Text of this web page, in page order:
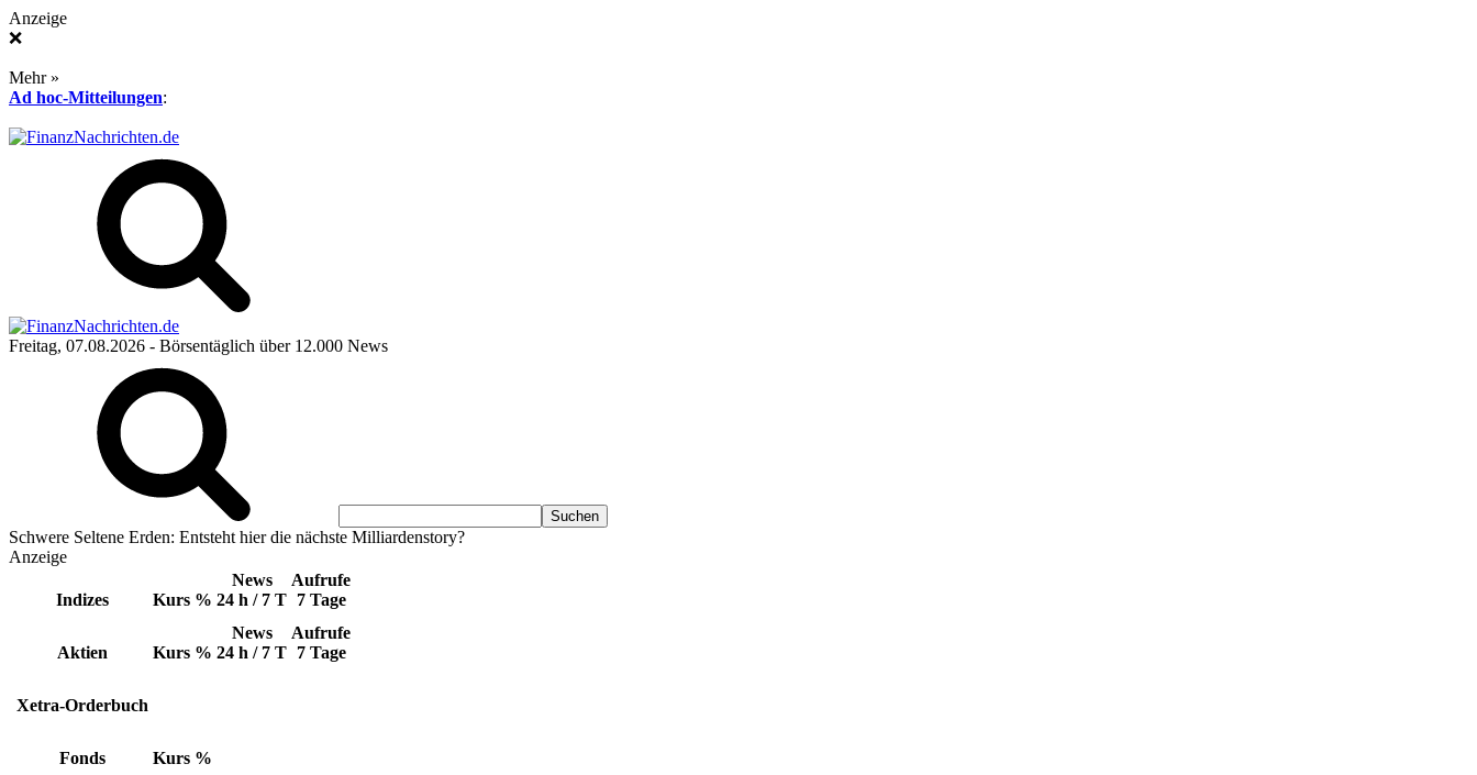
Anzeige
❌
Mehr »
Ad hoc-Mitteilungen:
Freitag, 07.08.2026 - Börsentäglich über 12.000 News
Schwere Seltene Erden: Entsteht hier die nächste Milliardenstory?
Anzeige
Indizes Kurs %
News
24 h / 7 T
Aufrufe
7 Tage
Aktien Kurs %
News
24 h / 7 T
Aufrufe
7 Tage
Xetra-Orderbuch
Fonds Kurs %